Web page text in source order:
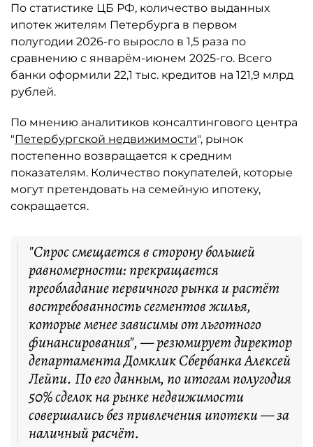
По статистике ЦБ РФ, количество выданных
ипотек жителям Петербурга в первом
полугодии 2026-го выросло в 1,5 раза по
сравнению с январём-июнем 2025-го. Всего
банки оформили 22,1 тыс. кредитов на 121,9 млрд
рублей.
По мнению аналитиков консалтингового центра
"Петербургской недвижимости", рынок
постепенно возвращается к средним
показателям. Количество покупателей, которые
могут претендовать на семейную ипотеку,
сокращается.
"Спрос смещается в сторону большей
равномерности: прекращается
преобладание первичного рынка и растёт
востребованность сегментов жилья,
которые менее зависимы от льготного
финансирования", — резюмирует директор
департамента Домклик Сбербанка Алексей
Лейпи. По его данным, по итогам полугодия
50% сделок на рынке недвижимости
совершались без привлечения ипотеки — за
наличный расчёт.